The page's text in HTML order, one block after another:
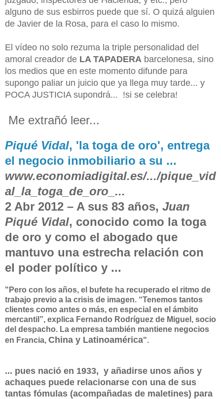
alguno de sus esbirros puede que sí. O quizá alguien
de Javier de la Rosa, para el caso lo mismo.
El vídeo no solo rezuma la triple personalidad del
amoral creador de LA TAPADERA barcelonesa, sino
los medios que en este momento difunde para
supongo paliar un juicio que ya llega muy tarde... y
POCA JUSTICIA supondrá... !si se celebra!
Me extrañó leer...
Piqué Vidal, 'la toga de oro', entrega
el negocio inmobiliario a su ...
www.economiadigital.es/.../pique_vid
al_la_toga_de_oro_...
2 Abr 2012 – A sus 83 años, Juan
Piqué Vidal, conocido como la toga
de oro y como el abogado que
mantuvo una estrecha relación con
el poder político y ...
"Pero con los años, el bufete ha recuperado el ritmo de
trabajo previo a la crisis de imagen. “Tenemos tantos
clientes como antes o más, en especial en el ámbito
mercantil”, explica Fernando Rodríguez de Miguel, socio
del despacho. La empresa también mantiene negocios
en Francia, China y Latinoamérica".
... pues nació en 1933, y añadirse unos años y
achaques puede relacionarse con una de sus
tantas fómulas (acompañadas de maletines) para